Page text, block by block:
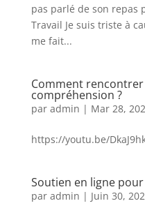
pas parlé de son repas
Travail Je suis triste à
me fait...
Comment rencontrer
compréhension ?
par admin | Mar 28,
https://youtu.be/
Soutien en ligne
par admin | Juin 30,